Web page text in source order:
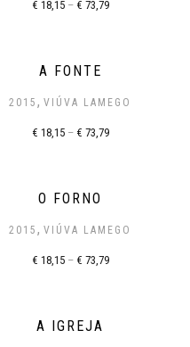
€ 18,15– € 73,79
A FONTE
2015,VIÚVA LAMEGO
€ 18,15– € 73,79
O FORNO
2015,VIÚVA LAMEGO
€ 18,15– € 73,79
A IGREJA